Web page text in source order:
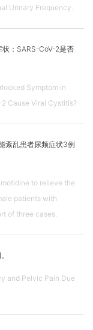
Urinary Frequency.
：SARS-CoV-2是否
Symptom in
Cause Viral Cystitis?
紊乱患者尿频症状3例
to relieve the
patients with
of three cases.
and Pelvic Pain Due